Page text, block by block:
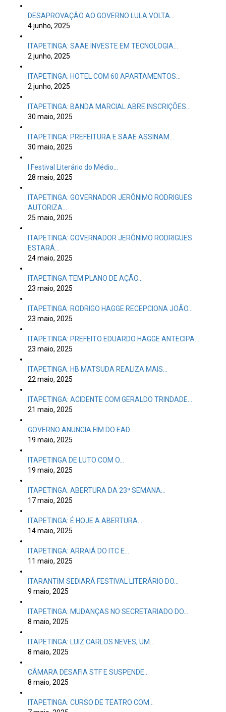
DESAPROVAÇÃO AO GOVERNO LULA VOLTA…
4 junho, 2025
ITAPETINGA: SAAE INVESTE EM TECNOLOGIA…
2 junho, 2025
ITAPETINGA: HOTEL COM 60 APARTAMENTOS…
2 junho, 2025
ITAPETINGA: BANDA MARCIAL ABRE INSCRIÇÕES…
30 maio, 2025
ITAPETINGA: PREFEITURA E SAAE ASSINAM…
30 maio, 2025
I Festival Literário do Médio…
28 maio, 2025
ITAPETINGA: GOVERNADOR JERÔNIMO RODRIGUES
AUTORIZA…
25 maio, 2025
ITAPETINGA: GOVERNADOR JERÔNIMO RODRIGUES
ESTARÁ…
24 maio, 2025
ITAPETINGA TEM PLANO DE AÇÃO…
23 maio, 2025
ITAPETINGA: RODRIGO HAGGE RECEPCIONA JOÃO…
23 maio, 2025
ITAPETINGA: PREFEITO EDUARDO HAGGE ANTECIPA…
23 maio, 2025
ITAPETINGA: HB MATSUDA REALIZA MAIS…
22 maio, 2025
ITAPETINGA: ACIDENTE COM GERALDO TRINDADE…
21 maio, 2025
GOVERNO ANUNCIA FIM DO EAD…
19 maio, 2025
ITAPETINGA DE LUTO COM O…
19 maio, 2025
ITAPETINGA: ABERTURA DA 23ª SEMANA…
17 maio, 2025
ITAPETINGA: É HOJE A ABERTURA…
14 maio, 2025
ITAPETINGA: ARRAIÁ DO ITC E…
11 maio, 2025
ITARANTIM SEDIARÁ FESTIVAL LITERÁRIO DO…
9 maio, 2025
ITAPETINGA: MUDANÇAS NO SECRETARIADO DO…
8 maio, 2025
ITAPETINGA: LUIZ CARLOS NEVES, UM…
8 maio, 2025
CÂMARA DESAFIA STF E SUSPENDE…
8 maio, 2025
ITAPETINGA: CURSO DE TEATRO COM…